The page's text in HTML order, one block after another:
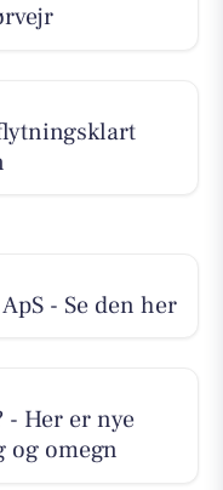
- Se den her
- Her er nye
og omegn